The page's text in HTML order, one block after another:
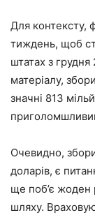
Для контексту,
тиждень, щоб
штатах з
матеріалу,
значні 813
Очевидно,
доларів, є
ще поб’є
шляху.